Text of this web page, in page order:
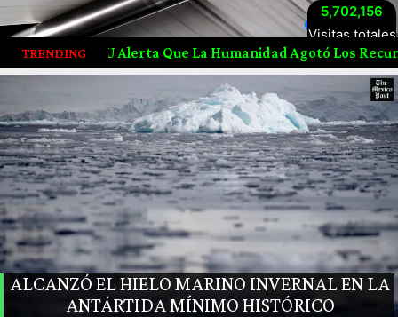
Visitas totales
5,702,156
TRENDING
Que La Humanidad Agotó Los Recursos Naturales De
ALCANZÓ EL HIELO MARINO INVERNAL EN LA
ANTÁRTIDA MÍNIMO HISTÓRICO